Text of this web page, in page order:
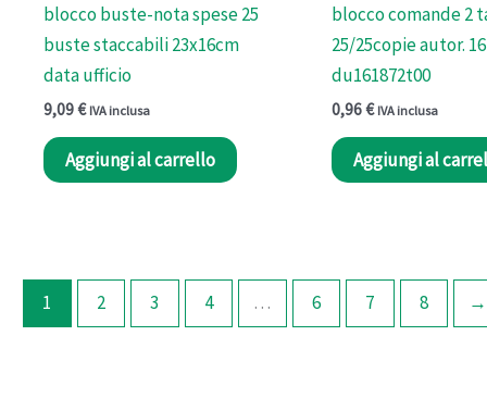
blocco buste-nota spese 25
buste staccabili 23x16cm
data ufficio
9,09€ IVA inclusa
Aggiungi al carrello
blocco comande 2
25/25copie autor.
du161872t00
0,96€ IVA inclusa
Aggiungi al
1 2 3 4 … 6 7 8 →